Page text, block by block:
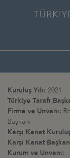
Kuruluş Yılı: 2021
Türkiye Tarafı
Firma ve Unvanı:
Başkanı
Karşı Kanat
Karşı Kanat
Kurum ve Unvanı: